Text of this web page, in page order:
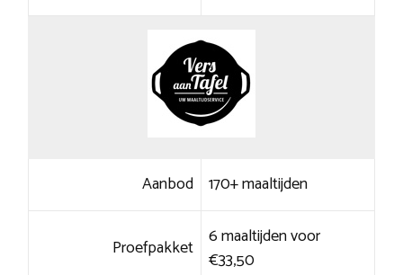
Aanbod 170+ maaltijden
Proefpakket 6 maaltijden voor
€33,50